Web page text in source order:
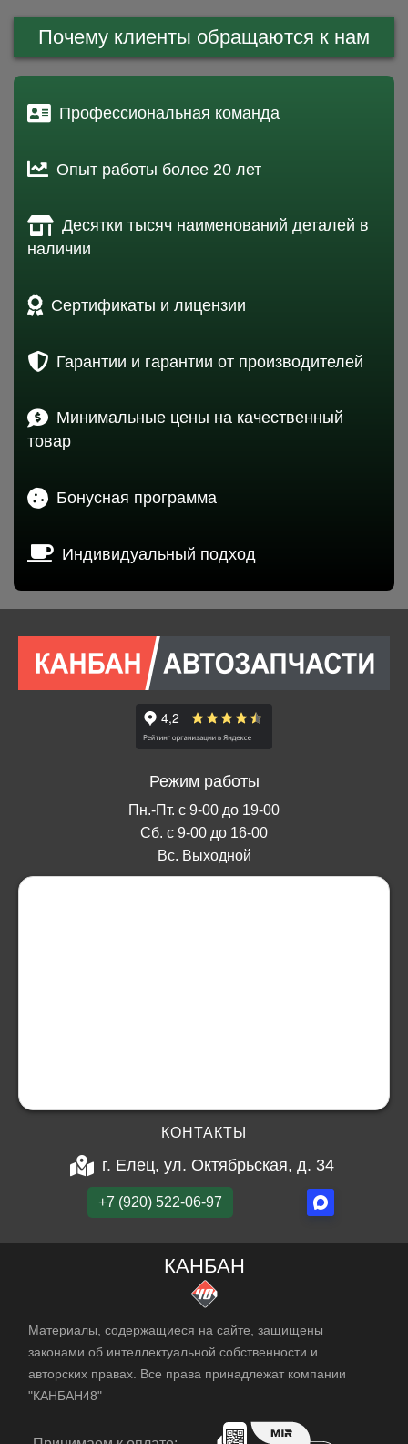
Почему клиенты обращаются к нам
Профессиональная команда
Опыт работы более 20 лет
Десятки тысяч наименований деталей в
наличии
Сертификаты и лицензии
Гарантии и гарантии от производителей
Минимальные цены на качественный
товар
Бонусная программа
Индивидуальный подход
Режим работы
Пн.-Пт. с 9-00 до 19-00
Сб. с 9-00 до 16-00
Вс. Выходной
КОНТАКТЫ
г. Елец, ул. Октябрьская, д. 34
+7 (920) 522-06-97
КАНБАН
Материалы, содержащиеся на сайте, защищены
законами об интеллектуальной собственности и
авторских правах. Все права принадлежат компании
"КАНБАН48"